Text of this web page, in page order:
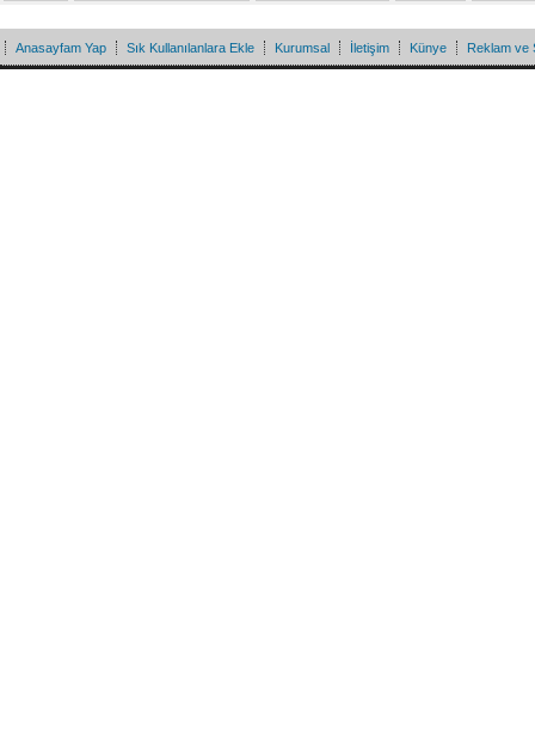
Anasayfam Yap Sık Kullanılanlara Ekle Kurumsal İletişim Künye Reklam ve